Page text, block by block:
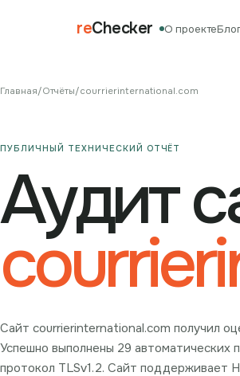
reChecker О проекте
Главная/Отчёты/courrierinternational.com
ПУБЛИЧНЫЙ ТЕХНИЧЕСКИЙ ОТЧЁТ
Аудит
Сайт courrierinternational.com получил
Успешно выполнены 29 автоматических
протокол TLSv1.2. Сайт поддерживает